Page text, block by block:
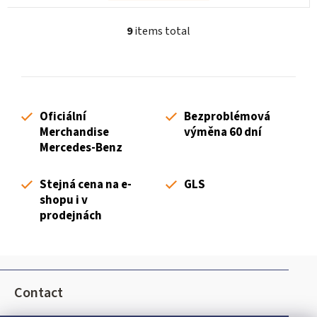
L
s
s
9items total
Oficiální
Merchandise
Mercedes-Benz
Bezproblémová
výměna 60 dní
Stejná cena na e-
shopu i v
prodejnách
GLS
F
o
Contact